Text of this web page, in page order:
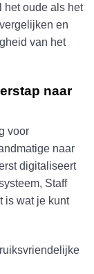
het oude als het
en
van het
naar
voor
naar
digitaliseert
Staff
is wat je kunt